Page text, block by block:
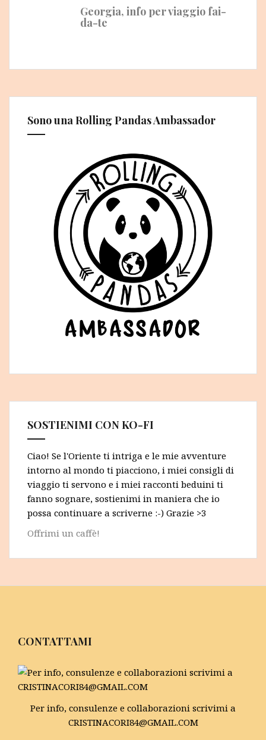
Georgia, info per viaggio fai-
da-te
Sono una Rolling Pandas Ambassador
SOSTIENIMI CON KO-FI
Ciao! Se l'Oriente ti intriga e le mie avventure
intorno al mondo ti piacciono, i miei consigli di
viaggio ti servono e i miei racconti beduini ti
fanno sognare, sostienimi in maniera che io
possa continuare a scriverne :-) Grazie >3
Offrimi un caffè!
CONTATTAMI
Per info, consulenze e collaborazioni scrivimi a
CRISTINACORI84@GMAIL.COM